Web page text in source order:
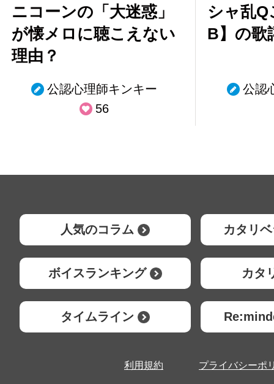
ニコーンの「大迷惑」
が懐メロに聴こえない
理由？
公認心理師キンキー
56
シャ乱
B】の歌
公認
人気のコラム カタリ
ボイスランキング カタ
タイムライン
利用規約 プライバシーポ